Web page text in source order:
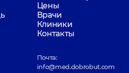
Цены
Врачи
Клиники
Контакты
Почта:
info@med.dobrobut.com